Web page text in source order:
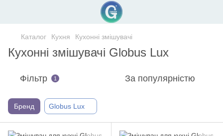
Каталог Кухня Кухонні змішувачі
Кухонні змішувачі Globus Lux
Фільтр 1 За популярністю
Бренд Globus Lux